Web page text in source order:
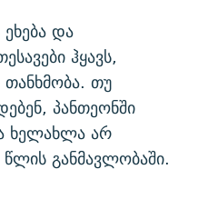
და
ჰყავს,
თუ
პანთეონში
ხელახლა არ
წლის განმავლობაში.